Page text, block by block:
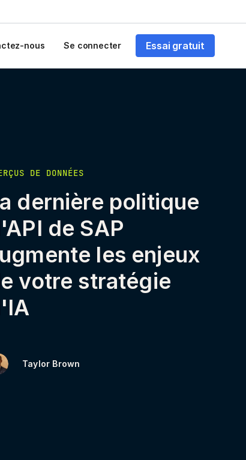
nous Se connecter Essai gratuit
DE DONNÉES
dernière politique
de SAP
les enjeux
votre stratégie
Taylor Brown